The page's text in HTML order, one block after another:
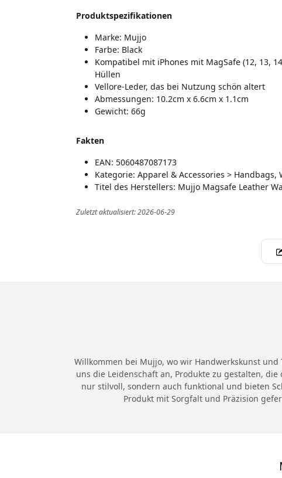
Produktspezifikationen
Marke: Mujjo
Farbe: Black
Kompatibel mit iPhones mit MagSafe (12, 13,
Hüllen
Vellore-Leder, das bei Nutzung schön altert
Abmessungen: 10.2cm x 6.6cm x 1.1cm
Gewicht: 66g
Fakten
EAN: 5060487087173
Kategorie: Apparel & Accessories > Handbags,
Titel des Herstellers: Mujjo Magsafe Leather
Zuletzt aktualisiert: 2026-06-29
Willkommen bei Mujjo, wo wir Handwerkskunst
uns die Leidenschaft an, Produkte zu gestalten,
nur stilvoll, sondern auch funktional und bieten
Produkt mit Sorgfalt und Präzision